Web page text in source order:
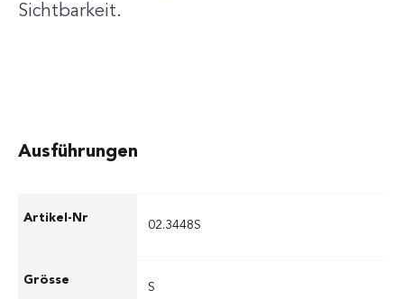
Sichtbarkeit.
Ausführungen
02.3448S
S